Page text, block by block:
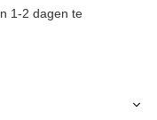
1-2 dagen te